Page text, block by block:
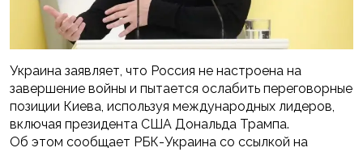
Украина заявляет, что Россия не настроена на
завершение войны и пытается ослабить переговорные
позиции Киева, используя международных лидеров,
включая президента США Дональда Трампа.
Об этом сообщает РБК-Украина со ссылкой на